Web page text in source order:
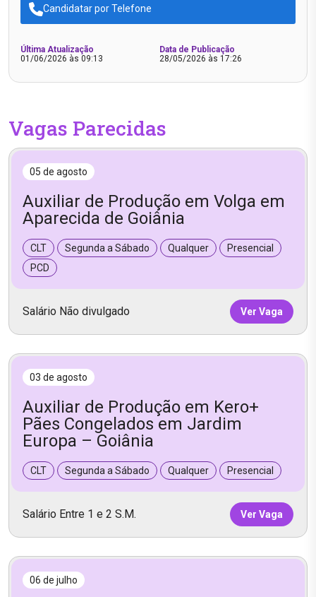
Candidatar por Telefone
Última Atualização
01/06/2026 às 09:13
Data de Publicação
28/05/2026 às 17:26
Vagas Parecidas
05 de agosto
Auxiliar de Produção em Volga em
Aparecida de Goiânia
CLT Segunda a Sábado Qualquer
Presencial
PCD
Salário Não divulgado Ver Vaga
03 de agosto
Auxiliar de Produção em Kero+
Pães Congelados em Jardim
Europa – Goiânia
CLT Segunda a Sábado Qualquer Presencial
Salário Entre 1 e 2 S.M. Ver Vaga
06 de julho